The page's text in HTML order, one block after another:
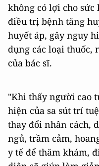
không có lợi cho
điều trị bệnh tăng
huyết áp, gây nguy
dụng các loại thuốc,
của bác sĩ.
"Khi thấy người cao
hiện của sa sút trí
thay đổi nhân cách,
ngủ, trầm cảm,
y tế để thăm khám,